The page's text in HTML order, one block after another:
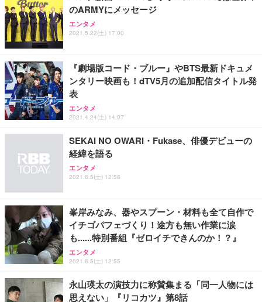
Sezlife オフィスチェア デスクチェア 疲れない テレ
ワーク チェア 強化バックレスト 30度ロッキング機
能 人間工学 椅子 腰サポート 90度跳ね上げ式アーム
務用 おしゃれ パソコンチェア (ホワイト)
ANDWINT オフィスチェア デスクチェア 肘なし メ
ッシュ 通気性 ランバーサポート付き 腰サポート ガ
ス圧無段階昇降 360度回転 キャスター付き コンパク
ト 幅52×奥行58.5×高さ84～96cm テレワーク 在宅
￥4,139
【整備済み品】Dell E2724HS 27インチ 液晶モニタ
ー フルHD（1920×1080）VA 非光沢 HDMI/DisplayP
ort/VGA スピーカー内蔵 高さ調整 スイベル VESA対
【MiniLED/24.5inch/280Hz/FHD】GRAPHT THE S
HOOTER Gaming Monitor 24” Essential ゲーミン
グモニター QD 24.5インチ 1ms FHD 量子ドット 残
像低減 (3年保証 | 輝点保証 | 日本メーカー)
￥34,980
Smart Basic(スマートベーシック) 【Amazon.co.jp
限定】 Smart Basic アイリスオーヤマ ペットシーツ
超厚型 お徳用 ワイド 100枚入 (x 1) (ケース販売)
アイリスオーヤマ ペットシーツ 超厚型 お徳用 レギ
ュラー 200枚入【Amazon.co.jp限定】
￥3,731
のARMYにメッセージ
エンタメ
2021.5.22(土) 17:00
『劇場版コード・ブルー』やBTS最新ドキュメ
ンタリー映画も！dTV5月の追加配信タイトル発
表
エンタメ
2021.4.24(土) 14:07
SEKAI NO OWARI・Fukase、俳優デビューの
経緯を語る
エンタメ
2021.6.5(土) 12:58
峯岸みなみ、器やスプーン・材料も全て自作で
イチゴパフェづくり！途方も無い作業に涙
も......特別番組『ゼロイチできんのか！？』
エンタメ
2021.6.5(土) 12:55
永山瑛太の演技力に称賛集まる「同一人物には
思えない」『リコカツ』第8話